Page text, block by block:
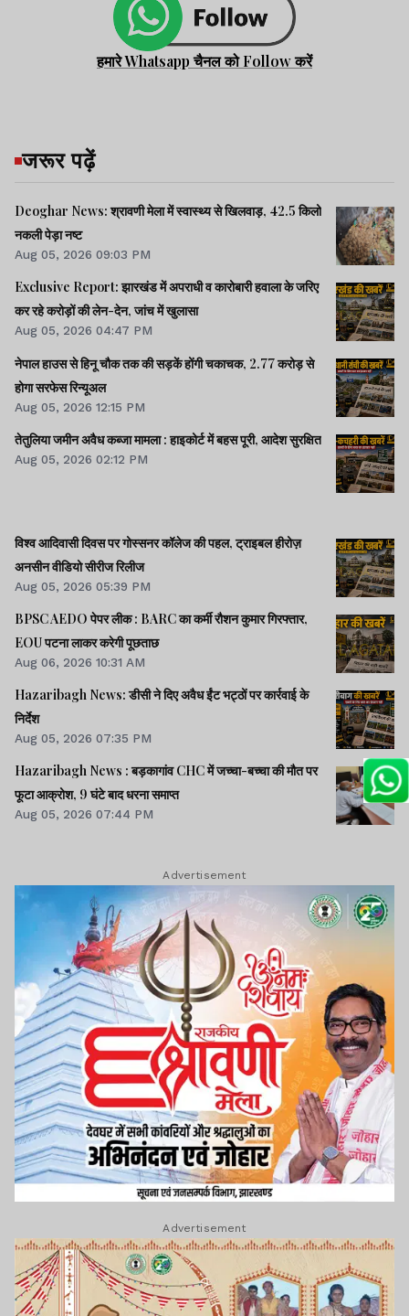
हमारे Whatsapp चैनल को Follow करें
जरूर पढ़ें
Deoghar News: श्रावणी मेला में स्वास्थ्य से खिलवाड़, 42.5 किलो
नकली पेड़ा नष्ट
Aug 05, 2026 09:03 PM
Exclusive Report: झारखंड में अपराधी व कारोबारी हवाला के जरिए
कर रहे करोड़ों की लेन-देन, जांच में खुलासा
Aug 05, 2026 04:47 PM
नेपाल हाउस से हिनू चौक तक की सड़कें होंगी चकाचक, 2.77 करोड़ से
होगा सरफेस रिन्यूअल
Aug 05, 2026 12:15 PM
तेतुलिया जमीन अवैध कब्जा मामला : हाइकोर्ट में बहस पूरी, आदेश सुरक्षित
Aug 05, 2026 02:12 PM
विश्व आदिवासी दिवस पर गोस्सनर कॉलेज की पहल, ट्राइबल हीरोज़
अनसीन वीडियो सीरीज रिलीज
Aug 05, 2026 05:39 PM
BPSC AEDO पेपर लीक : BARC का कर्मी रौशन कुमार गिरफ्तार,
EOU पटना लाकर करेगी पूछताछ
Aug 06, 2026 10:31 AM
Hazaribagh News: डीसी ने दिए अवैध ईंट भट्ठों पर कार्रवाई के
निर्देश
Aug 05, 2026 07:35 PM
Hazaribagh News : बड़कागांव CHC में जच्चा-बच्चा की मौत पर
फूटा आक्रोश, 9 घंटे बाद धरना समाप्त
Aug 05, 2026 07:44 PM
Advertisement
Advertisement